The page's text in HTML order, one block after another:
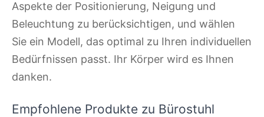
Aspekte der Positionierung, Neigung und
Beleuchtung zu berücksichtigen, und wählen
Sie ein Modell, das optimal zu Ihren individuellen
Bedürfnissen passt. Ihr Körper wird es Ihnen
danken.
Empfohlene Produkte zu Bürostuhl